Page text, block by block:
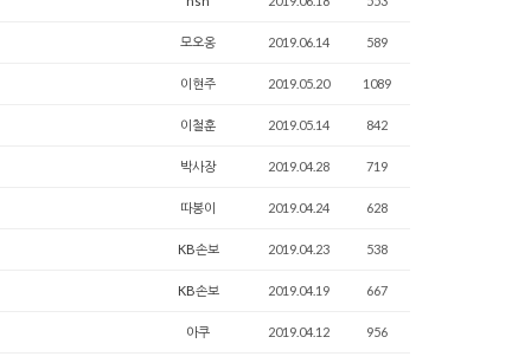
모오옹 2019.06.14 589
이현주 2019.05.20 1089
이철훈 2019.05.14 842
박사장 2019.04.28 719
따봉이 2019.04.24 628
KB손보 2019.04.23 538
KB손보 2019.04.19 667
아쿠 2019.04.12 956